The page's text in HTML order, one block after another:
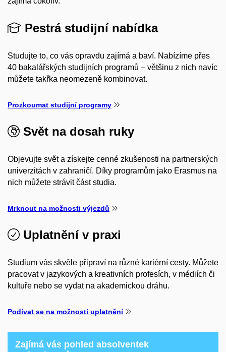
Pestrá studijní nabídka
Studujte to, co vás opravdu zajímá a baví. Nabízíme přes
40 bakalářských studijních programů – většinu z nich navíc
můžete takřka neomezeně kombinovat.
Prozkoumat studijní programy
Svět na dosah ruky
Objevujte svět a získejte cenné zkušenosti na partnerských
univerzitách v zahraničí. Díky programům jako Erasmus na
nich můžete strávit část studia.
Mrknout na možnosti výjezdů
Uplatnění v praxi
Studium vás skvěle připraví na různé kariérní cesty. Můžete
pracovat v jazykových a kreativních profesích, v médiích či
kultuře nebo se vydat na akademickou dráhu.
Podívat se na možnosti uplatnění
Zajímá vás pohled absolventek